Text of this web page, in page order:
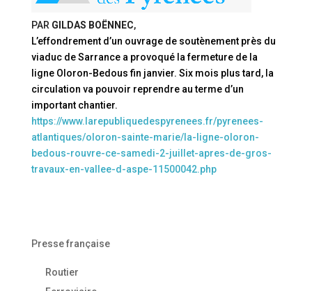
PAR GILDAS BOËNNEC,
L’effondrement d’un ouvrage de soutènement près du
viaduc de Sarrance a provoqué la fermeture de la
ligne Oloron-Bedous fin janvier. Six mois plus tard, la
circulation va pouvoir reprendre au terme d’un
important chantier.
https://www.larepubliquedespyrenees.fr/pyrenees-
atlantiques/oloron-sainte-marie/la-ligne-oloron-
bedous-rouvre-ce-samedi-2-juillet-apres-de-gros-
travaux-en-vallee-d-aspe-11500042.php
Presse française
Routier